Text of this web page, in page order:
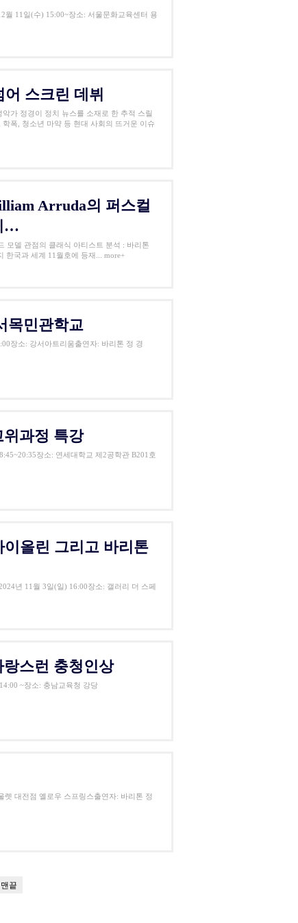
월 11일(수) 15:00~장소: 서울문화교육센터 용
스크린 데뷔
가 정경이 정치 뉴스를 소재로 한 추적 스릴
폭, 청소년 마약 등 현대 사회의 뜨거운 이슈
Arruda의 퍼스컬
…
모델 관점의 클래식 아티스트 분석 : 바리톤
한국과 세계 11월호에 등재... more+
목민관학교
장소: 강서아트리움출연자: 바리톤 정 경
과정 특강
장소: 연세대학교 제2공학관 B201호
올린 그리고 바리톤
년 11월 3일(일) 16:00장소: 갤러리 더 스페
랑스런 충청인상
~장소: 충남교육청 강당
대전점 옐로우 스프링스출연자: 바리톤 정
맨끝